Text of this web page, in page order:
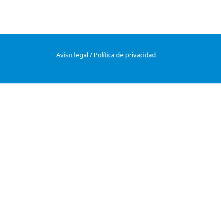
Aviso legal /Política de privacidad